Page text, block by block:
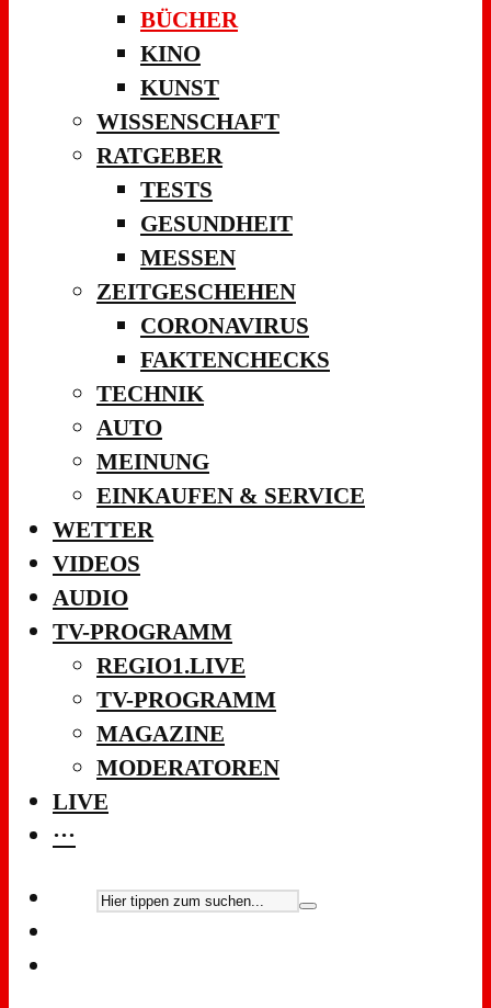
BÜCHER
KINO
KUNST
WISSENSCHAFT
RATGEBER
TESTS
GESUNDHEIT
MESSEN
ZEITGESCHEHEN
CORONAVIRUS
FAKTENCHECKS
TECHNIK
AUTO
MEINUNG
EINKAUFEN & SERVICE
WETTER
VIDEOS
AUDIO
TV-PROGRAMM
REGIO1.LIVE
TV-PROGRAMM
MAGAZINE
MODERATOREN
LIVE
···